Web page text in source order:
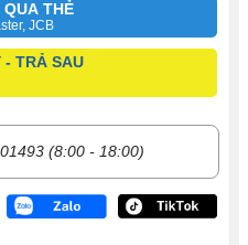
THẺ
JCB
- TRẢ SAU
(8:00 - 18:00)